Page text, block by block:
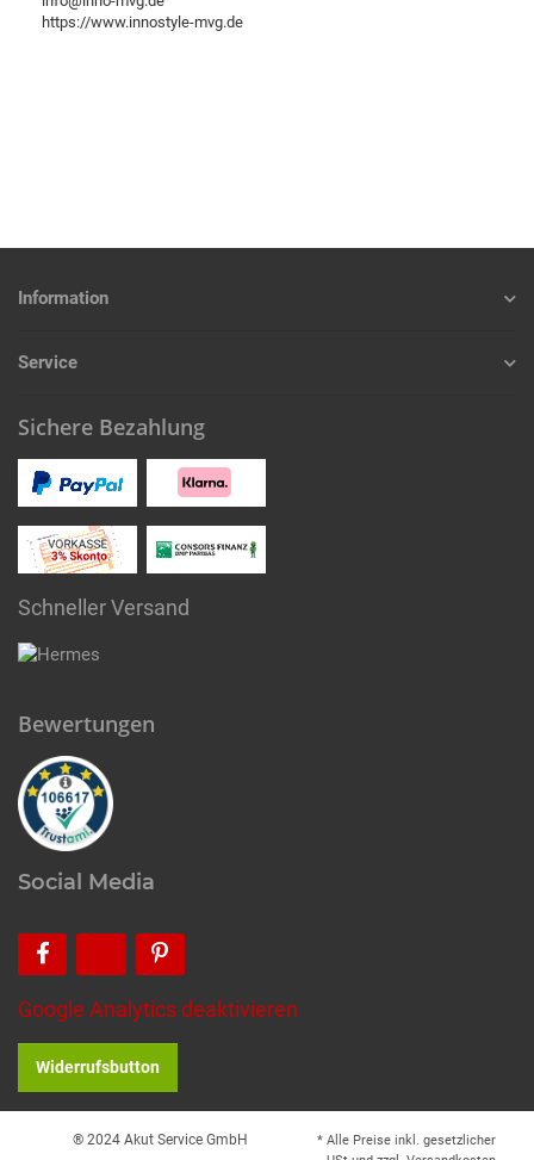
https://www.innostyle-mvg.de
Information
Service
Sichere Bezahlung
Schneller Versand
Bewertungen
Social Media
Google Analytics deaktivieren
Widerrufsbutton
® 2024 Akut Service GmbH
* Alle Preise inkl. gesetzlicher